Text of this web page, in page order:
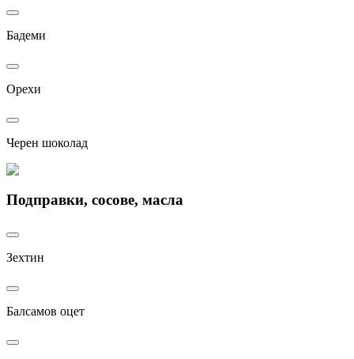
Бадеми
Орехи
Черен шоколад
Подправки, сосове, масла
Зехтин
Балсамов оцет